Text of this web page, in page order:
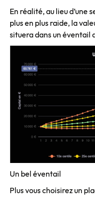
En réalité, au lieu d’une
plus en plus raide, la
situera dans un éventail
Un bel éventail
Plus vous choisirez un